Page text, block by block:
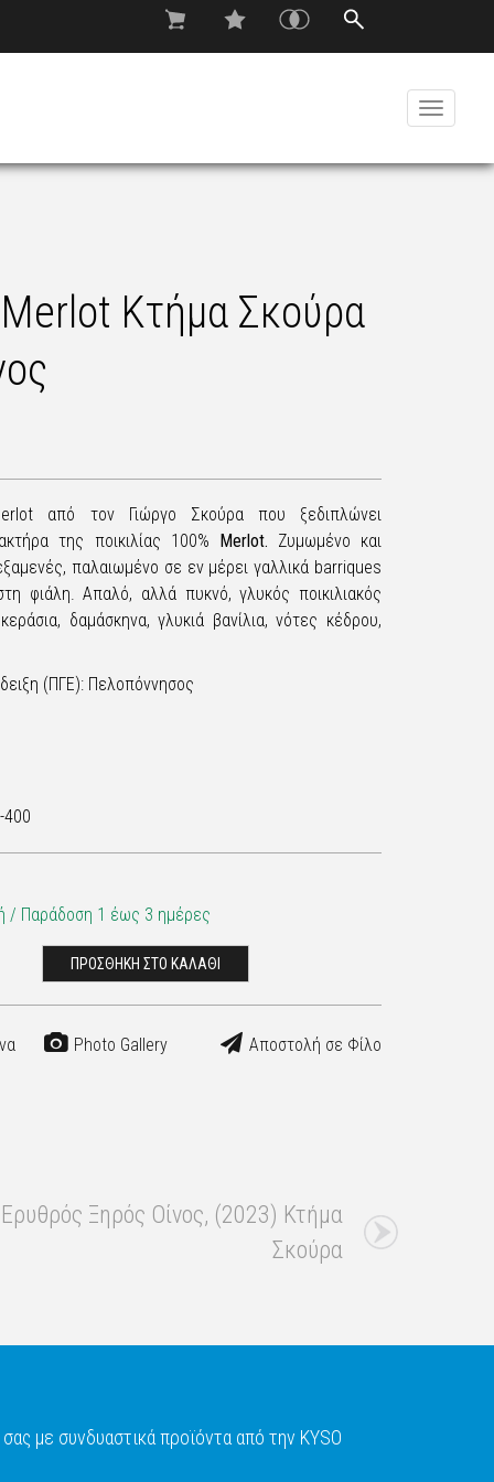
Toggle
Κτήμα Σκούρα
από τον Γιώργο Σκούρα που ξεδιπλώνει
της ποικιλίας 100% Merlot. Ζυμωμένο και
παλαιωμένο σε εν μέρει γαλλικά barriques
φιάλη. Απαλό, αλλά πυκνό, γλυκός ποικιλιακός
δαμάσκηνα, γλυκιά βανίλια, νότες κέδρου,
(ΠΓΕ): Πελοπόννησος
400
/ Παράδoση 1 έως 3 ημέρες
ΠΡΟΣΘΗΚΗ ΣΤΟ ΚΑΛΑΘΙ
Photo Gallery Αποστολή σε Φίλο
Ξηρός Οίνος, (2023) Κτήμα
Σκούρα
με συνδυαστικά προϊόντα από την KYSO